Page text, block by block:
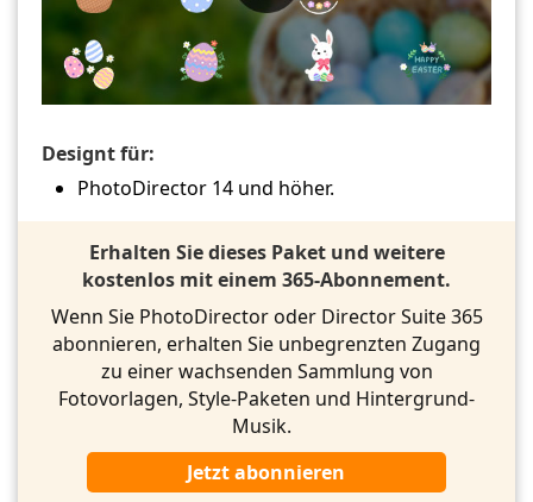
Designt für:
PhotoDirector 14 und höher.
Erhalten Sie dieses Paket und weitere
kostenlos mit einem 365-Abonnement.
Wenn Sie PhotoDirector oder Director Suite 365
abonnieren, erhalten Sie unbegrenzten Zugang
zu einer wachsenden Sammlung von
Fotovorlagen, Style-Paketen und Hintergrund-
Musik.
Jetzt abonnieren